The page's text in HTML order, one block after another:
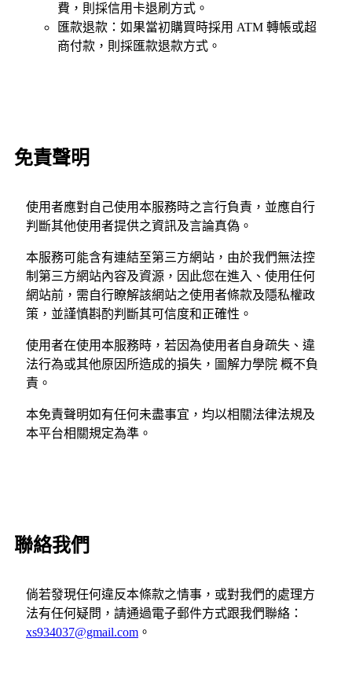
費，則採信用卡退刷方式。
匯款退款：如果當初購買時採用 ATM 轉帳或超
商付款，則採匯款退款方式。
免責聲明
使用者應對自己使用本服務時之言行負責，並應自行
判斷其他使用者提供之資訊及言論真偽。
本服務可能含有連結至第三方網站，由於我們無法控
制第三方網站內容及資源，因此您在進入、使用任何
網站前，需自行瞭解該網站之使用者條款及隱私權政
策，並謹慎斟酌判斷其可信度和正確性。
使用者在使用本服務時，若因為使用者自身疏失、違
法行為或其他原因所造成的損失，圖解力學院 概不負
責。
本免責聲明如有任何未盡事宜，均以相關法律法規及
本平台相關規定為準。
聯絡我們
倘若發現任何違反本條款之情事，或對我們的處理方
法有任何疑問，請通過電子郵件方式跟我們聯絡：
xs934037@gmail.com 。